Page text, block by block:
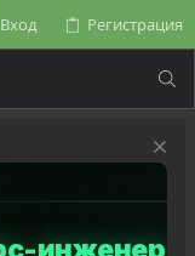
Вход Регистрация